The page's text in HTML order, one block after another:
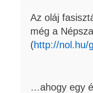
Az oláj
még a
(http://nol.hu/
…ahogy egy